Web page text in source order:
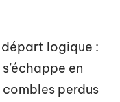
logique :
en
perdus